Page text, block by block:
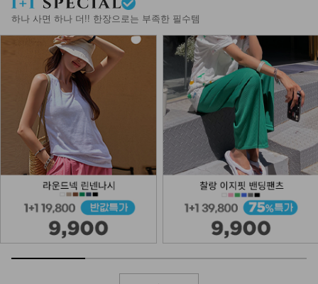
하나 사면 하나 더!! 한장으로는 부족한 필수템